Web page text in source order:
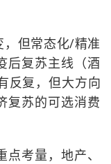
，但常态化/精准
后复苏主线（酒
反复，但大方向
复苏的可选消费
考量，地产、